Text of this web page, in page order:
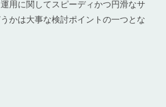
用に関してスピーディかつ円滑なサ
かは大事な検討ポイントの一つとな